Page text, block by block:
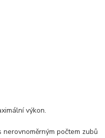
výkon.
počtem zubů